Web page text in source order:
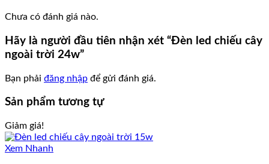
Chưa có đánh giá nào.
Hãy là người đầu tiên nhận xét “Đèn led chiếu cây
ngoài trời 24w”
Bạn phải đăng nhập để gửi đánh giá.
Sản phẩm tương tự
Giảm giá!
Xem Nhanh